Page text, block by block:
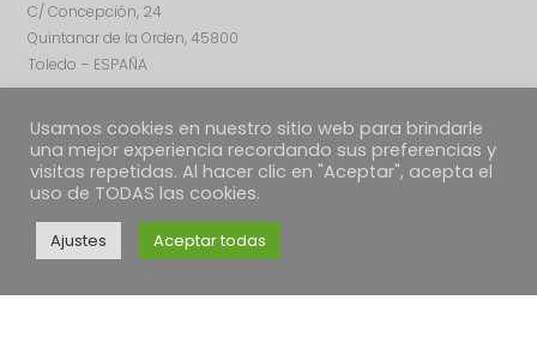
C/ Concepción, 24
Quintanar de la Orden, 45800
Toledo – ESPAÑA
Usamos cookies en nuestro sitio web para brindarle
una mejor experiencia recordando sus preferencias y
visitas repetidas. Al hacer clic en "Aceptar", acepta el
uso de TODAS las cookies.
Ajustes Aceptar todas